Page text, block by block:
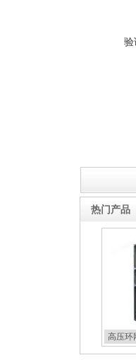
验
热门产品
高压环